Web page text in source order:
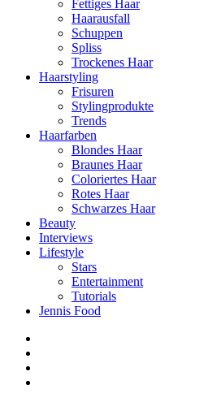
Fettiges Haar
Haarausfall
Schuppen
Spliss
Trockenes Haar
Haarstyling
Frisuren
Stylingprodukte
Trends
Haarfarben
Blondes Haar
Braunes Haar
Coloriertes Haar
Rotes Haar
Schwarzes Haar
Beauty
Interviews
Lifestyle
Stars
Entertainment
Tutorials
Jennis Food